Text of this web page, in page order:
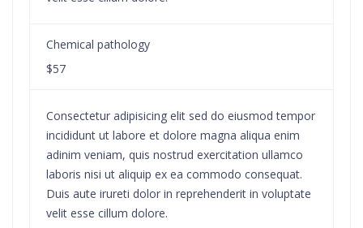
Chemical pathology
$57
Consectetur adipisicing elit sed do eiusmod tempor
incididunt ut labore et dolore magna aliqua enim
adinim veniam, quis nostrud exercitation ullamco
laboris nisi ut aliquip ex ea commodo consequat.
Duis aute irureti dolor in reprehenderit in voluptate
velit esse cillum dolore.